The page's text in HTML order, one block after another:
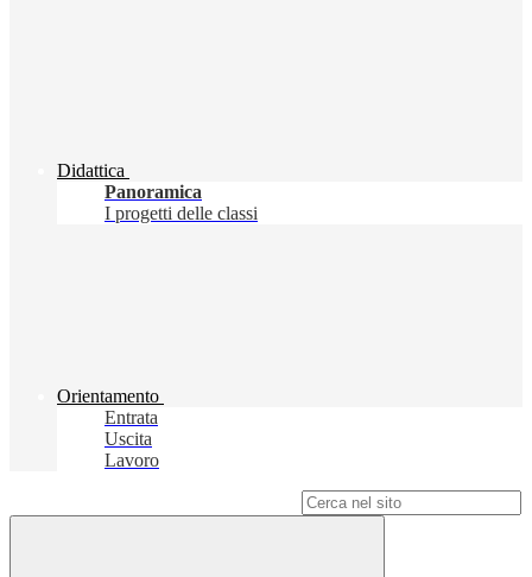
Didattica
Panoramica
I progetti delle classi
Orientamento
Entrata
Uscita
Lavoro